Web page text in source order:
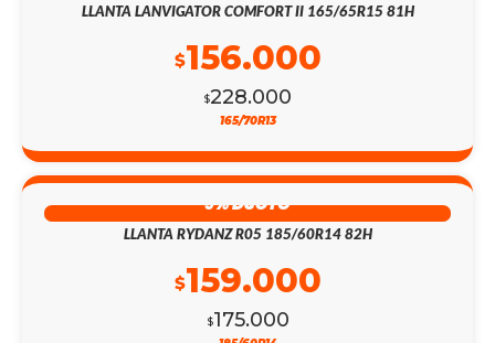
LLANTA LANVIGATOR COMFORT II 165/65R15 81H
$228.000
$156.000
165/70R13
9% DSCTO
LLANTA RYDANZ R05 185/60R14 82H
$175.000
$159.000